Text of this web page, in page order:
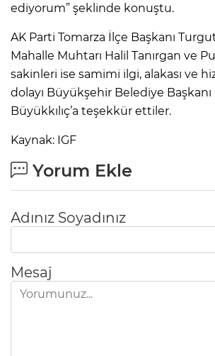
ediyorum” şeklinde konuştu.
AK Parti Tomarza İlçe Başkanı
Mahalle Muhtarı Halil Tanırgan ve
sakinleri ise samimi ilgi, alakası ve
dolayı Büyükşehir Belediye
Büyükkılıç’a teşekkür ettiler.
Kaynak: IGF
Yorum Ekle
Adınız Soyadınız
Mesaj